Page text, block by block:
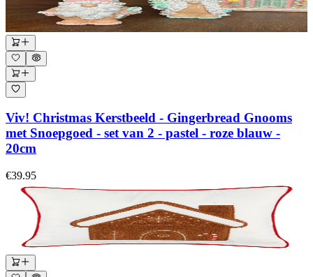
Viv! Christmas Kerstbeeld - Gingerbread Gnooms
met Snoepgoed - set van 2 - pastel - roze blauw -
20cm
€39.95